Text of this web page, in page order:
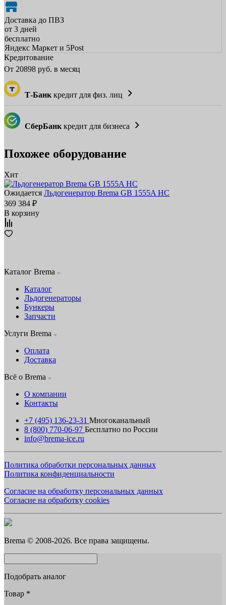
Доставка до ПВЗ
от 3 дней
бесплатно
Яндекс Маркет и 5Post
Кредитование
От 20898 руб. в месяц
Т-Банк кредит для физ. лиц
СберБанк кредит для бизнеса
Похожее оборудование
Хит
Ожидается Льдогенератор Brema GB 1555A HC
369 384 ₽
В корзину
Каталог Brema
Каталог
Льдогенераторы
Бункеры
Запчасти
Услуги Brema
Оплата
Доставка
Всё о Brema
О компании
Контакты
+7 (495) 136-23-31 Многоканальный
8 (800) 770-06-97 Бесплатно по России
info@brema-ice.ru
Политика обработки персональных данных
Политика конфиденциальности
Согласие на обработку персональных данных
Согласие на обработку cookies
Brema © 2008-2026. Все права защищены.
Подобрать аналог
Товар *